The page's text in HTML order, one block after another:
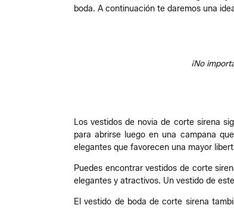
boda. A continuación te daremos una
¡No
Los vestidos de novia de corte sirena
para abrirse luego en una campana
elegantes que favorecen una mayor
Puedes encontrar vestidos de corte
elegantes y atractivos. Un vestido de
El vestido de boda de corte sirena